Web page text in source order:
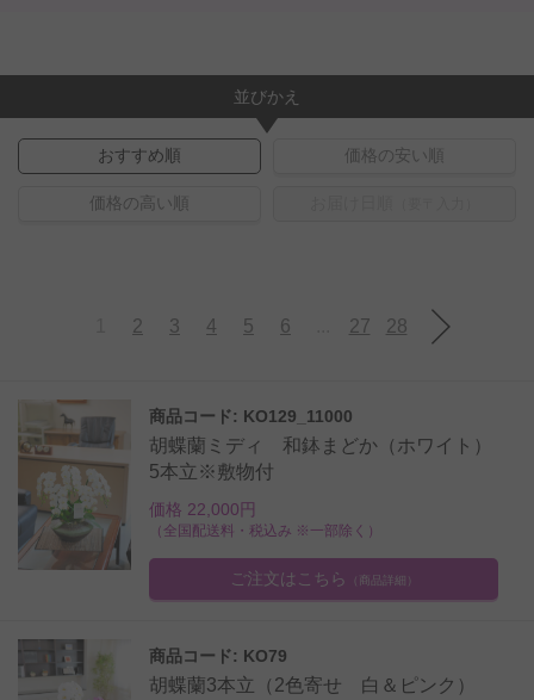
並びかえ
おすすめ順 価格の安い順
価格の高い順
2 3 4 5 6 27 28
商品コード: KO129_11000
胡蝶蘭ミディ 和鉢まどか（ホワイト）
5本立※敷物付
価格 22,000円
（全国配送料・税込み ※一部除く）
ご注文はこちら （商品詳細）
商品コード: KO79
胡蝶蘭3本立（2色寄せ 白＆ピンク）